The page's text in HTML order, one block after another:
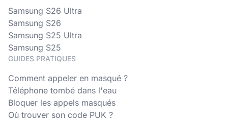
Samsung S26 Ultra
Samsung S26
Samsung S25 Ultra
Samsung S25
GUIDES PRATIQUES
Comment appeler en masqué ?
Téléphone tombé dans l'eau
Bloquer les appels masqués
Où trouver son code PUK ?